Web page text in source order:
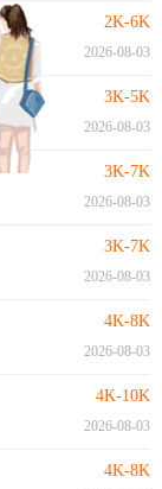
2K-6K
2026-08-03
3K-5K
2026-08-03
3K-7K
2026-08-03
3K-7K
2026-08-03
4K-8K
2026-08-03
4K-10K
2026-08-03
4K-8K